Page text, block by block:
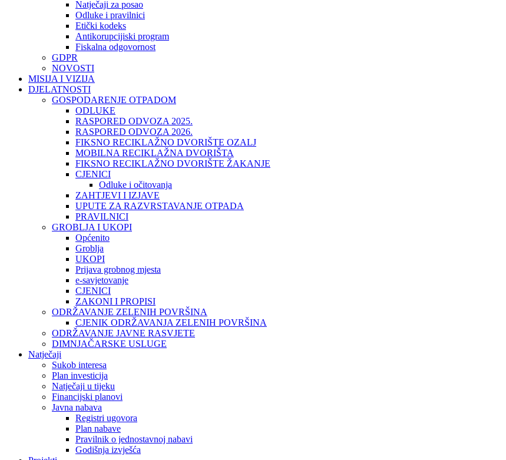
Natječaji za posao
Odluke i pravilnici
Etički kodeks
Antikorupcijiski program
Fiskalna odgovornost
GDPR
NOVOSTI
MISIJA I VIZIJA
DJELATNOSTI
GOSPODARENJE OTPADOM
ODLUKE
RASPORED ODVOZA 2025.
RASPORED ODVOZA 2026.
FIKSNO RECIKLAŽNO DVORIŠTE OZALJ
MOBILNA RECIKLAŽNA DVORIŠTA
FIKSNO RECIKLAŽNO DVORIŠTE ŽAKANJE
CJENICI
Odluke i očitovanja
ZAHTJEVI I IZJAVE
UPUTE ZA RAZVRSTAVANJE OTPADA
PRAVILNICI
GROBLJA I UKOPI
Općenito
Groblja
UKOPI
Prijava grobnog mjesta
e-savjetovanje
CJENICI
ZAKONI I PROPISI
ODRŽAVANJE ZELENIH POVRŠINA
CJENIK ODRŽAVANJA ZELENIH POVRŠINA
ODRŽAVANJE JAVNE RASVJETE
DIMNJAČARSKE USLUGE
Natječaji
Sukob interesa
Plan investicija
Natječaji u tijeku
Financijski planovi
Javna nabava
Registri ugovora
Plan nabave
Pravilnik o jednostavnoj nabavi
Godišnja izvješća